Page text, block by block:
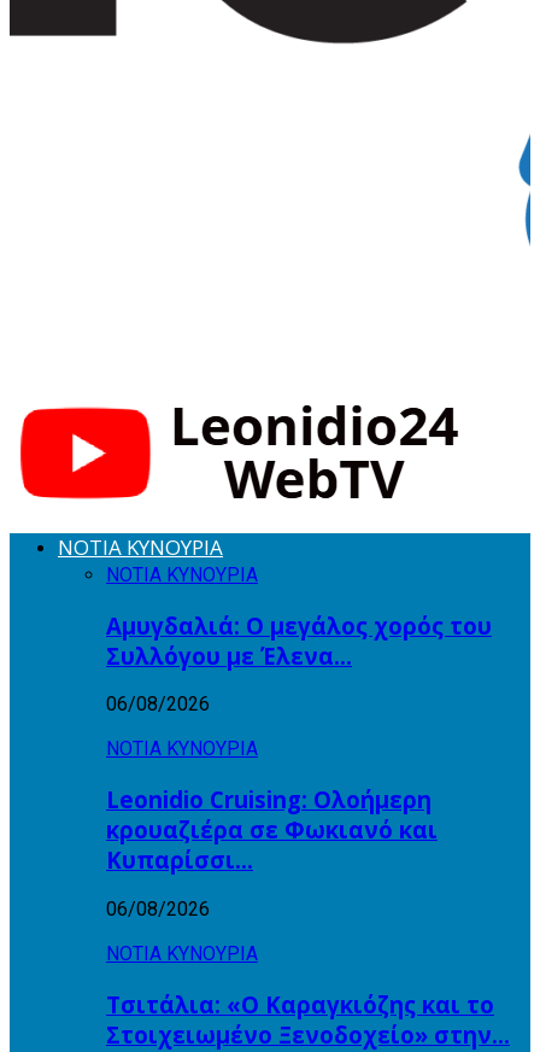
ΝΟΤΙΑ ΚΥΝΟΥΡΙΑ
ΝΟΤΙΑ ΚΥΝΟΥΡΙΑ
Αμυγδαλιά: Ο μεγάλος χορός του
Συλλόγου με Έλενα…
06/08/2026
ΝΟΤΙΑ ΚΥΝΟΥΡΙΑ
Leonidio Cruising: Ολοήμερη
κρουαζιέρα σε Φωκιανό και
Κυπαρίσσι…
06/08/2026
ΝΟΤΙΑ ΚΥΝΟΥΡΙΑ
Τσιτάλια: «Ο Καραγκιόζης και το
Στοιχειωμένο Ξενοδοχείο» στην…